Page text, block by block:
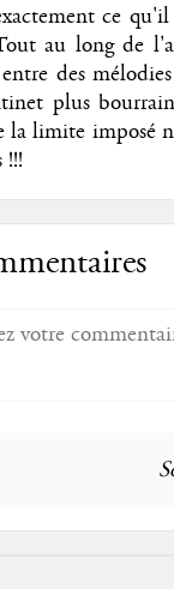
ce
au long de
entre des
plus
la limite imposé
!!!